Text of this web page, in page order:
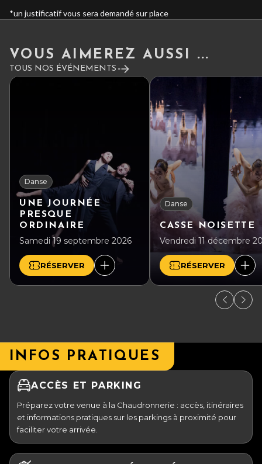
*un justificatif vous sera demandé sur place
VOUS AIMEREZ AUSSI ...
TOUS NOS ÉVÉNEMENTS
Danse
UNE JOURNÉE
PRESQUE
ORDINAIRE
Samedi 19 septembre 2026
RÉSERVER
Danse
CASSE NOISETTE
Vendredi 11 décembre
RÉSERVER
INFOS PRATIQUES
ACCÈS ET PARKING
Préparez votre venue à la Chaudronnerie : accès, itinéraires
et informations pratiques sur les parkings à proximité pour
faciliter votre arrivée.